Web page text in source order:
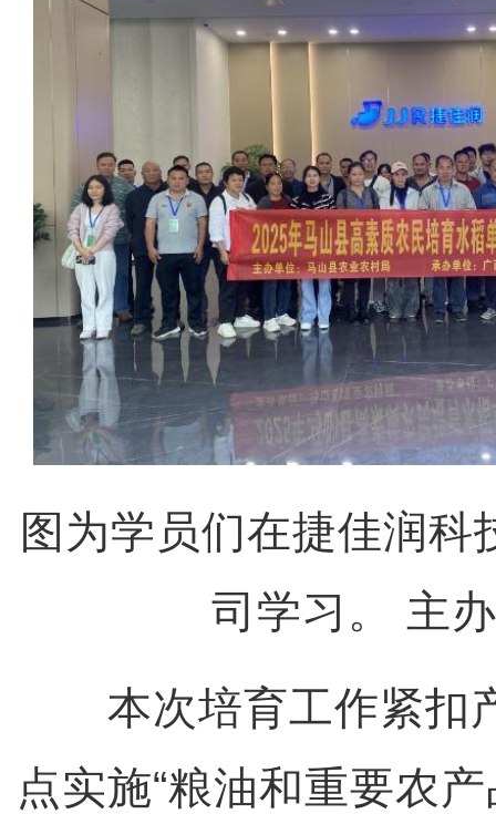
图为学员们在捷佳润科
司学习。 主
本次培育工作紧扣
点实施“粮油和重要农